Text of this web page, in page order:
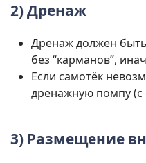
2) Дренаж
Дренаж должен
без “карманов”,
Если самотёк
дренажную помпу (с
3) Размещение